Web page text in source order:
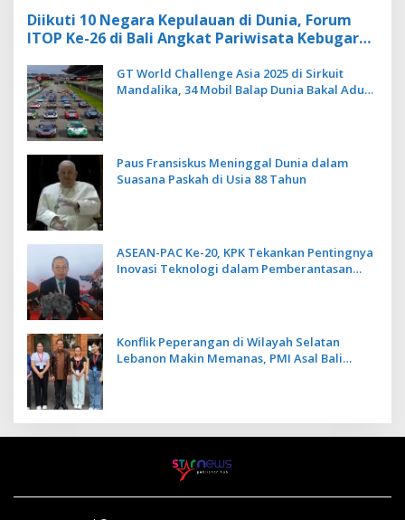
Diikuti 10 Negara Kepulauan di Dunia, Forum
ITOP Ke-26 di Bali Angkat Pariwisata Kebugaran
GT World Challenge Asia 2025 di Sirkuit
Mandalika, 34 Mobil Balap Dunia Bakal Adu
Paus Fransiskus Meninggal Dunia dalam
Suasana Paskah di Usia 88 Tahun
ASEAN-PAC Ke-20, KPK Tekankan Pentingnya
Inovasi Teknologi dalam Pemberantasan
Konflik Peperangan di Wilayah Selatan
Lebanon Makin Memanas, PMI Asal Bali